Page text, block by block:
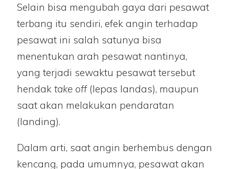
Selain bisa mengubah gaya dari pesawat
terbang itu sendiri, efek angin terhadap
pesawat ini salah satunya bisa
menentukan arah pesawat nantinya,
yang terjadi sewaktu pesawat tersebut
hendak take off(lepas landas), maupun
saat akan melakukan pendaratan
(landing).
Dalam arti, saat angin berhembus dengan
kencang, pada umumnya, pesawat akan